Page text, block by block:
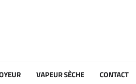
VAPEUR SÈCHE CONTACT